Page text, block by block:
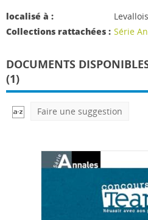
localisé à :
Collections rattachées : Série
DOCUMENTS
(1)
Faire une suggestion